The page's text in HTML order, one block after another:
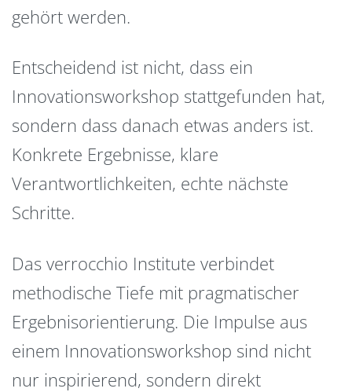
gehört werden.
Entscheidend ist nicht, dass ein
Innovationsworkshop stattgefunden hat,
sondern dass danach etwas anders ist.
Konkrete Ergebnisse, klare
Verantwortlichkeiten, echte nächste
Schritte.
Das verrocchio Institute verbindet
methodische Tiefe mit pragmatischer
Ergebnisorientierung. Die Impulse aus
einem Innovationsworkshop sind nicht
nur inspirierend, sondern direkt